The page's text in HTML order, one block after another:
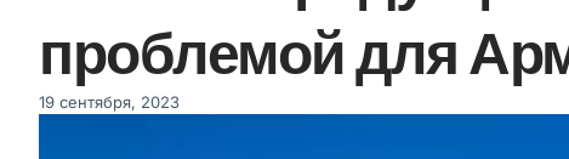
проблемой для
19 сентября, 2023